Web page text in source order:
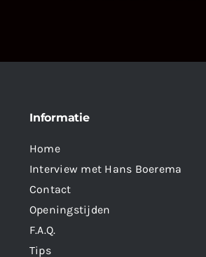
Informatie
Home
Interview met Hans Boerema
Contact
Openingstijden
F.A.Q.
Tips